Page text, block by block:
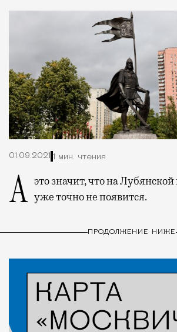
01.09.2021 1 мин. чтения
А это значит, что на Лубянской площади он уже точно не появится.
ПРОДОЛЖЕНИЕ НИЖЕ